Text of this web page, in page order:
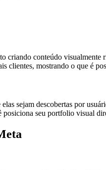
conteúdo
clientes, mostrando o que é
sejam descobertas por
seu portfolio visual